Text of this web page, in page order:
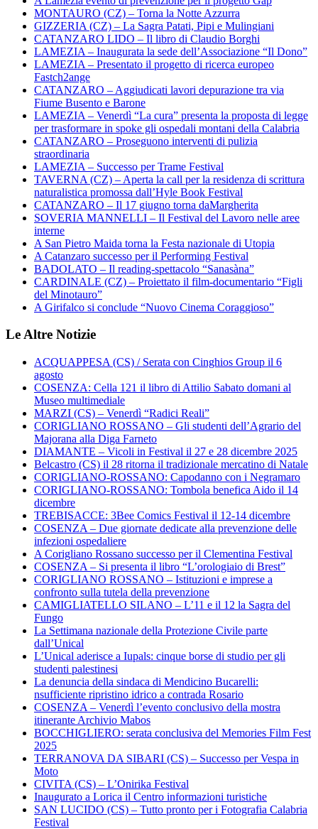
MONTAURO (CZ) – Torna la Notte Azzurra
GIZZERIA (CZ) – La Sagra Patati, Pipi e Mulingiani
CATANZARO LIDO – Il libro di Claudio Borghi
LAMEZIA – Inaugurata la sede dell’Associazione “Il Dono”
LAMEZIA – Presentato il progetto di ricerca europeo
Fastch2ange
CATANZARO – Aggiudicati lavori depurazione tra via
Fiume Busento e Barone
LAMEZIA – Venerdì “La cura” presenta la proposta di legge
per trasformare in spoke gli ospedali montani della Calabria
CATANZARO – Proseguono interventi di pulizia
straordinaria
LAMEZIA – Successo per Trame Festival
TAVERNA (CZ) – Aperta la call per la residenza di scrittura
naturalistica promossa dall’Hyle Book Festival
CATANZARO – Il 17 giugno torna daMargherita
SOVERIA MANNELLI – Il Festival del Lavoro nelle aree
interne
A San Pietro Maida torna la Festa nazionale di Utopia
A Catanzaro successo per il Performing Festival
BADOLATO – Il reading-spettacolo “Sanasàna”
CARDINALE (CZ) – Proiettato il film-documentario “Figli
del Minotauro”
A Girifalco si conclude “Nuovo Cinema Coraggioso”
Le Altre Notizie
ACQUAPPESA (CS) / Serata con Cinghios Group il 6
agosto
COSENZA: Cella 121 il libro di Attilio Sabato domani al
Museo multimediale
MARZI (CS) – Venerdì “Radici Reali”
CORIGLIANO ROSSANO – Gli studenti dell’Agrario del
Majorana alla Diga Farneto
DIAMANTE – Vicoli in Festival il 27 e 28 dicembre 2025
Belcastro (CS) il 28 ritorna il tradizionale mercatino di Natale
CORIGLIANO-ROSSANO: Capodanno con i Negramaro
CORIGLIANO-ROSSANO: Tombola benefica Aido il 14
dicembre
TREBISACCE: 3Bee Comics Festival il 12-14 dicembre
COSENZA – Due giornate dedicate alla prevenzione delle
infezioni ospedaliere
A Corigliano Rossano successo per il Clementina Festival
COSENZA – Si presenta il libro “L’orologiaio di Brest”
CORIGLIANO ROSSANO – Istituzioni e imprese a
confronto sulla tutela della prevenzione
CAMIGLIATELLO SILANO – L’11 e il 12 la Sagra del
Fungo
La Settimana nazionale della Protezione Civile parte
dall’Unical
L’Unical aderisce a Iupals: cinque borse di studio per gli
studenti palestinesi
La denuncia della sindaca di Mendicino Bucarelli:
nsufficiente ripristino idrico a contrada Rosario
COSENZA – Venerdì l’evento conclusivo della mostra
itinerante Archivio Mabos
BOCCHIGLIERO: serata conclusiva del Memories Film Fest
2025
TERRANOVA DA SIBARI (CS) – Successo per Vespa in
Moto
CIVITA (CS) – L’Onirika Festival
Inaugurato a Lorica il Centro informazioni turistiche
SAN LUCIDO (CS) – Tutto pronto per i Fotografia Calabria
Festival